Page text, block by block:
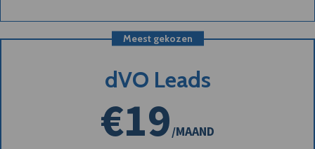
Meest gekozen
dVO Leads
€19/MAAND